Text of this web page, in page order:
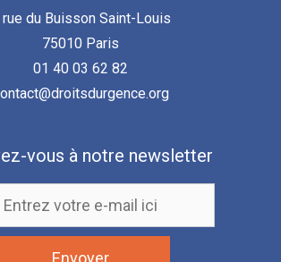
rue du Buisson Saint-Louis
75010 Paris
01 40 03 62 82
vous à notre newsletter